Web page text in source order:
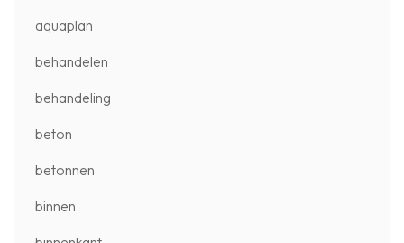
aquaplan
behandelen
behandeling
beton
betonnen
binnen